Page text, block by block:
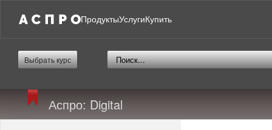
ПродуктыУслугиКупить
Выбрать курс
Аспро: Digital